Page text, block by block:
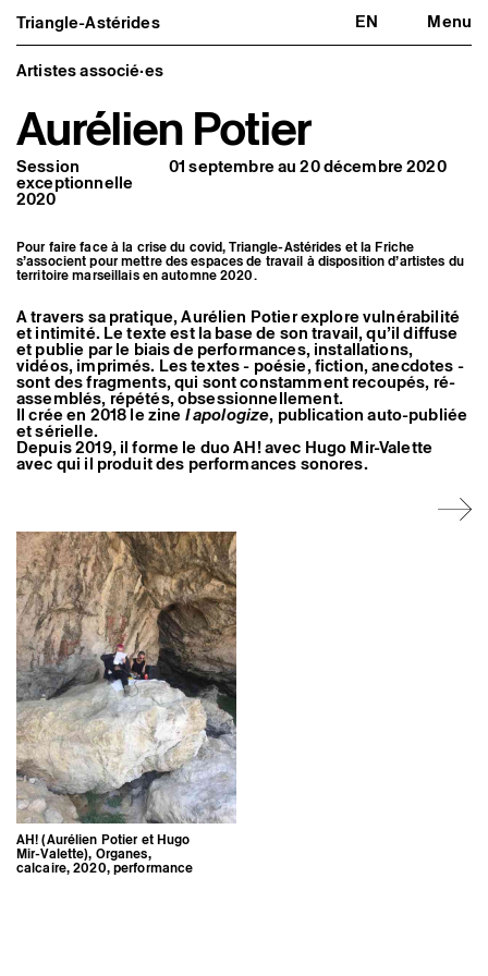
Triangle-Astérides EN Menu
Triangle-Astérides
Centre d’art contemporain
d’intérêt national
et résidence internationale d'artistes
Fermer
Présentation
À propos
Équipe et gouvernance
Partenaires et réseaux
Formation professionnelle
Rapports d'activité
Informations pratiques
Agenda : en cours et à venir
Expositions
Événements
Programmation éditoriale
Médiation
Publics associés
Les Nouveaux Commanditaires
Artistes résident·es et associé·es
Ancien·nes résident·es et artistes associé·es
Artistes associé·es
Aurélien Potier
Session
exceptionnelle
2020
01 septembre au 20 décembre 2020
Pour faire face à la crise du covid, Triangle-Astérides et la Friche
s’associent pour mettre des espaces de travail à disposition d’artistes du
territoire marseillais en automne 2020.
A travers sa pratique, Aurélien Potier explore vulnérabilité
et intimité. Le texte est la base de son travail, qu’il diffuse
et publie par le biais de performances, installations,
vidéos, imprimés. Les textes - poésie, fiction, anecdotes -
sont des fragments, qui sont constamment recoupés, ré-
assemblés, répétés, obsessionnellement.
Il crée en 2018 le zineI apologize, publication auto-publiée
et sérielle.
Depuis 2019, il forme le duo AH! avec Hugo Mir-Valette
avec qui il produit des performances sonores.
AH! (Aurélien Potier et Hugo
Mir-Valette), Organes,
calcaire, 2020, performance